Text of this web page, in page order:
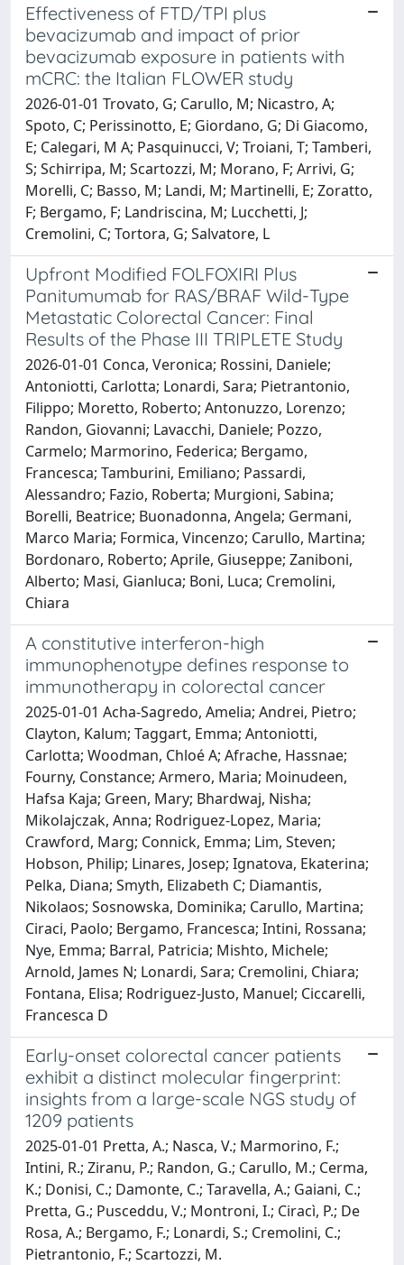
Effectiveness of FTD/TPI plus
bevacizumab and impact of prior
bevacizumab exposure in patients with
mCRC: the Italian FLOWER study
2026-01-01 Trovato, G; Carullo, M; Nicastro, A;
Spoto, C; Perissinotto, E; Giordano, G; Di Giacomo,
E; Calegari, M A; Pasquinucci, V; Troiani, T; Tamberi,
S; Schirripa, M; Scartozzi, M; Morano, F; Arrivi, G;
Morelli, C; Basso, M; Landi, M; Martinelli, E; Zoratto,
F; Bergamo, F; Landriscina, M; Lucchetti, J;
Cremolini, C; Tortora, G; Salvatore, L
Upfront Modified FOLFOXIRI Plus
Panitumumab for RAS/BRAF Wild-Type
Metastatic Colorectal Cancer: Final
Results of the Phase III TRIPLETE Study
2026-01-01 Conca, Veronica; Rossini, Daniele;
Antoniotti, Carlotta; Lonardi, Sara; Pietrantonio,
Filippo; Moretto, Roberto; Antonuzzo, Lorenzo;
Randon, Giovanni; Lavacchi, Daniele; Pozzo,
Carmelo; Marmorino, Federica; Bergamo,
Francesca; Tamburini, Emiliano; Passardi,
Alessandro; Fazio, Roberta; Murgioni, Sabina;
Borelli, Beatrice; Buonadonna, Angela; Germani,
Marco Maria; Formica, Vincenzo; Carullo, Martina;
Bordonaro, Roberto; Aprile, Giuseppe; Zaniboni,
Alberto; Masi, Gianluca; Boni, Luca; Cremolini,
Chiara
A constitutive interferon-high
immunophenotype defines response to
immunotherapy in colorectal cancer
2025-01-01 Acha-Sagredo, Amelia; Andrei, Pietro;
Clayton, Kalum; Taggart, Emma; Antoniotti,
Carlotta; Woodman, Chloé A; Afrache, Hassnae;
Fourny, Constance; Armero, Maria; Moinudeen,
Hafsa Kaja; Green, Mary; Bhardwaj, Nisha;
Mikolajczak, Anna; Rodriguez-Lopez, Maria;
Crawford, Marg; Connick, Emma; Lim, Steven;
Hobson, Philip; Linares, Josep; Ignatova, Ekaterina;
Pelka, Diana; Smyth, Elizabeth C; Diamantis,
Nikolaos; Sosnowska, Dominika; Carullo, Martina;
Ciraci, Paolo; Bergamo, Francesca; Intini, Rossana;
Nye, Emma; Barral, Patricia; Mishto, Michele;
Arnold, James N; Lonardi, Sara; Cremolini, Chiara;
Fontana, Elisa; Rodriguez-Justo, Manuel; Ciccarelli,
Francesca D
Early-onset colorectal cancer patients
exhibit a distinct molecular fingerprint:
insights from a large-scale NGS study of
1209 patients
2025-01-01 Pretta, A.; Nasca, V.; Marmorino, F.;
Intini, R.; Ziranu, P.; Randon, G.; Carullo, M.; Cerma,
K.; Donisi, C.; Damonte, C.; Taravella, A.; Gaiani, C.;
Pretta, G.; Pusceddu, V.; Montroni, I.; Ciracì, P.; De
Rosa, A.; Bergamo, F.; Lonardi, S.; Cremolini, C.;
Pietrantonio, F.; Scartozzi, M.